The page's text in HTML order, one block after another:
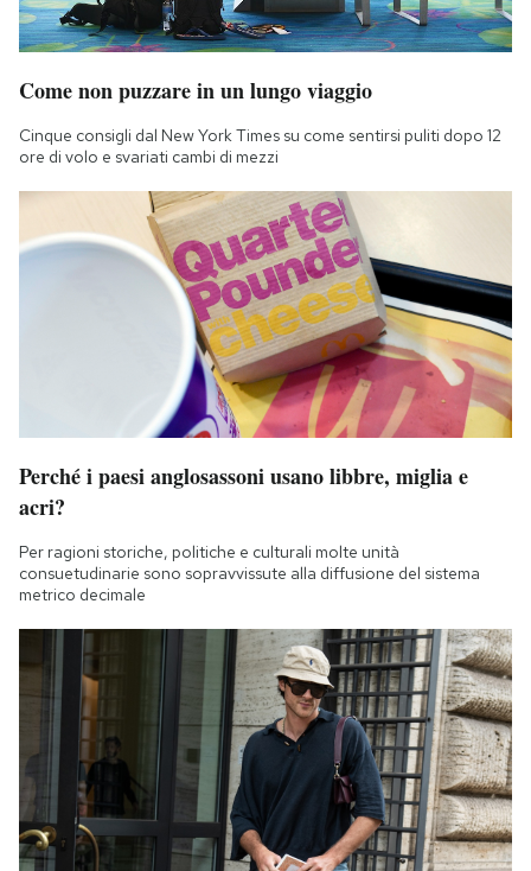
Come non puzzare in un lungo viaggio
Cinque consigli dal New York Times su come sentirsi puliti dopo 12
ore di volo e svariati cambi di mezzi
Perché i paesi anglosassoni usano libbre, miglia e
acri?
Per ragioni storiche, politiche e culturali molte unità
consuetudinarie sono sopravvissute alla diffusione del sistema
metrico decimale